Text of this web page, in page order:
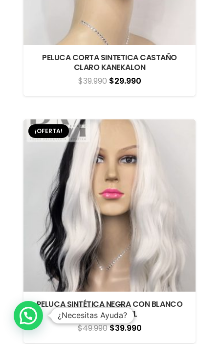
PELUCA CORTA SINTETICA CASTAÑO
CLARO KANEKALON
$39.990 El
precio
era:
$39.990.
$29.990El
precio
es:
¡OFERTA!
PELUCA SINTÉTICA NEGRA CON BLANCO
CRUELLA DE VIL
$49.990El
precio
$39.990El
precio
¿Necesitas Ayuda?